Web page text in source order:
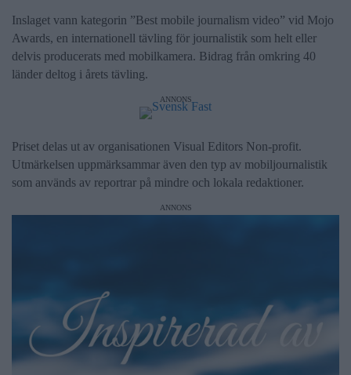
Inslaget vann kategorin ”Best mobile journalism video” vid Mojo
Awards, en internationell tävling för journalistik som helt eller
delvis producerats med mobilkamera. Bidrag från omkring 40
länder deltog i årets tävling.
ANNONS
Priset delas ut av organisationen Visual Editors Non-profit.
Utmärkelsen uppmärksammar även den typ av mobiljournalistik
som används av reportrar på mindre och lokala redaktioner.
ANNONS